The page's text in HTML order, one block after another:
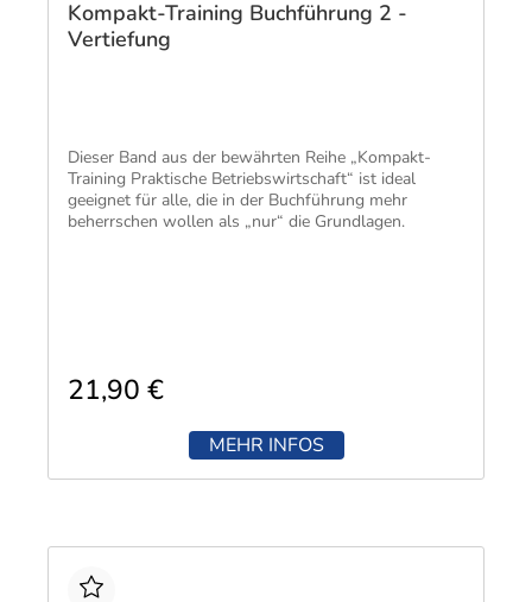
Kompakt-Training Buchführung 2 -
Vertiefung
Dieser Band aus der bewährten Reihe „Kompakt-
Training Praktische Betriebswirtschaft“ ist ideal
geeignet für alle, die in der Buchführung mehr
beherrschen wollen als „nur“ die Grundlagen.
21,90 €
MEHR INFOS